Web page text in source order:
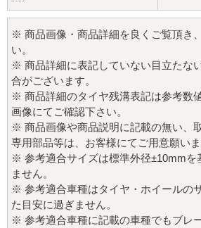
※ 商品画像・商品詳細を良くご覧頂き
い。
※ 商品詳細に表記していない目立たな
合がございます。
※ 商品詳細のタイヤ残溝表記は参考数
画像にてご確認下さい。
※ 商品画像や商品説明に記載の無い、
専用部品等は、お客様にてご用意願いま
※ 参考適合サイズは標準外径±10mmを
ません。
※ 参考適合車種はタイヤ・ホイールの
た目安に過ぎません。
※ 参考適合車種に記載の車種でもブレ